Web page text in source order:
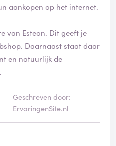
aankopen op het internet.
van Esteon. Dit geeft je
Daarnaast staat daar
en natuurlijk de
Geschreven door:
ErvaringenSite.nl